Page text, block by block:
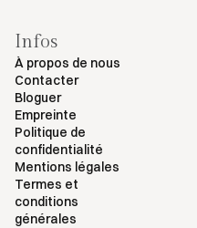
Infos
À propos de nous
Contacter
Bloguer
Empreinte
Politique de
confidentialité
Mentions légales
Termes et
conditions
générales